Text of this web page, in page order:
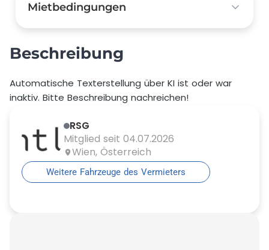
Beschreibung
Automatische Texterstellung über KI ist oder war
inaktiv. Bitte Beschreibung nachreichen!
RSG
Mitglied seit 04.07.2026
Wien, Österreich
Weitere Fahrzeuge des Vermieters
Mietbedingungen
Kaution
Preis pro Extra km vor Buchung
Preis pro Extra km nach Buchung
Mindestalter
Zusätzlicher Fahrer erlaubt